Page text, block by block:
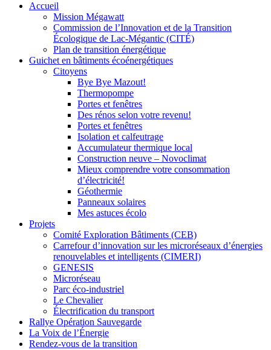
Accueil
Mission Mégawatt
Commission de l’Innovation et de la Transition
Écologique de Lac-Mégantic (CITÉ)
Plan de transition énergétique
Guichet en bâtiments écoénergétiques
Citoyens
Bye Bye Mazout!
Thermopompe
Portes et fenêtres
Des rénos selon votre revenu!
Portes et fenêtres
Isolation et calfeutrage
Accumulateur thermique local
Construction neuve – Novoclimat
Mieux comprendre votre consommation
d’électricité!
Géothermie
Panneaux solaires
Mes astuces écolo
Projets
Comité Exploration Bâtiments (CEB)
Carrefour d’innovation sur les microréseaux d’énergies
renouvelables et intelligents (CIMERI)
GENESIS
Microréseau
Parc éco-industriel
Le Chevalier
Électrification du transport
Rallye Opération Sauvegarde
La Voix de l’Énergie
Rendez-vous de la transition